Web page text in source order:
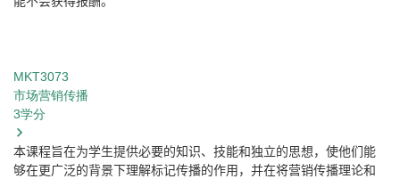
MKT3073
市场营销传播
3学分
本课程旨在为学生提供必要的知识、技能和独立的思想，使他们能
够在更广泛的背景下理解标记传播的作用，并在将营销传播理论和